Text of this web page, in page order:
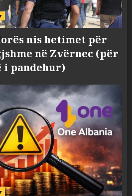
nis hetimet për
në Zvërnec (për
i pandehur)